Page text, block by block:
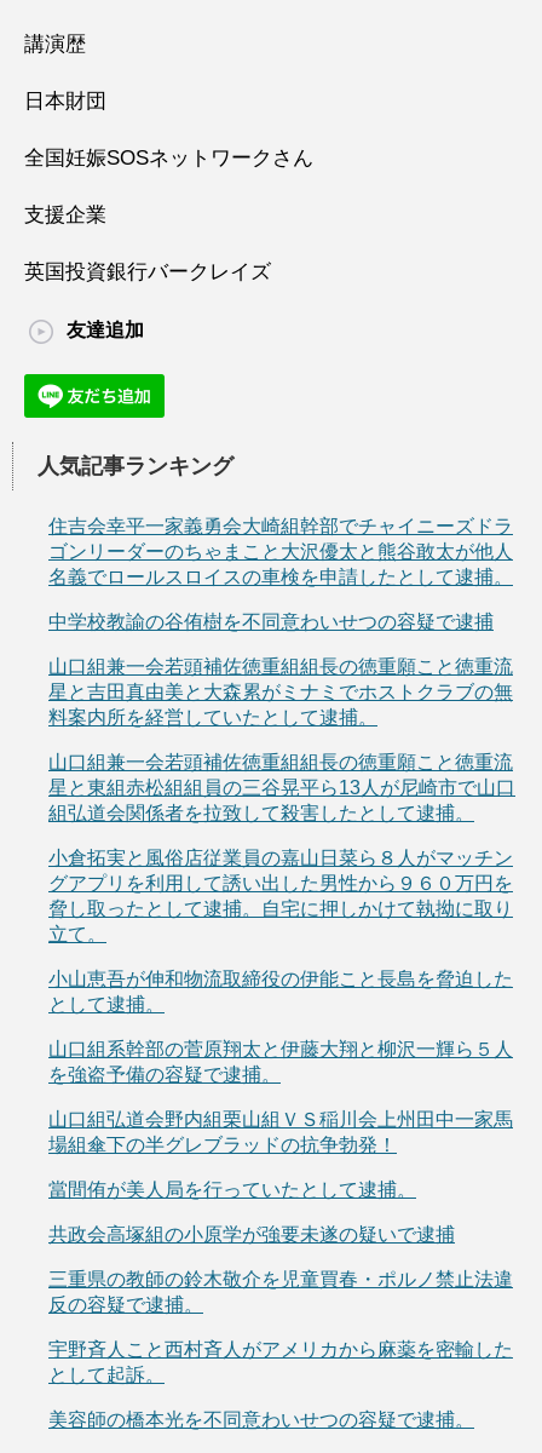
講演歴
日本財団
全国妊娠SOSネットワークさん
支援企業
英国投資銀行バークレイズ
友達追加
人気記事ランキング
住吉会幸平一家義勇会大崎組幹部でチャイニーズドラ
ゴンリーダーのちゃまこと大沢優太と熊谷敢太が他人
名義でロールスロイスの車検を申請したとして逮捕。
中学校教諭の谷侑樹を不同意わいせつの容疑で逮捕
山口組兼一会若頭補佐徳重組組長の徳重願こと徳重流
星と吉田真由美と大森累がミナミでホストクラブの無
料案内所を経営していたとして逮捕。
山口組兼一会若頭補佐徳重組組長の徳重願こと徳重流
星と東組赤松組組員の三谷晃平ら13人が尼崎市で山口
組弘道会関係者を拉致して殺害したとして逮捕。
小倉拓実と風俗店従業員の嘉山日菜ら８人がマッチン
グアプリを利用して誘い出した男性から９６０万円を
脅し取ったとして逮捕。自宅に押しかけて執拗に取り
立て。
小山恵吾が伸和物流取締役の伊能こと長島を脅迫した
として逮捕。
山口組系幹部の菅原翔太と伊藤大翔と柳沢一輝ら５人
を強盗予備の容疑で逮捕。
山口組弘道会野内組栗山組ＶＳ稲川会上州田中一家馬
場組傘下の半グレブラッドの抗争勃発！
當間侑が美人局を行っていたとして逮捕。
共政会高塚組の小原学が強要未遂の疑いで逮捕
三重県の教師の鈴木敬介を児童買春・ポルノ禁止法違
反の容疑で逮捕。
宇野斉人こと西村斉人がアメリカから麻薬を密輸した
として起訴。
美容師の橋本光を不同意わいせつの容疑で逮捕。